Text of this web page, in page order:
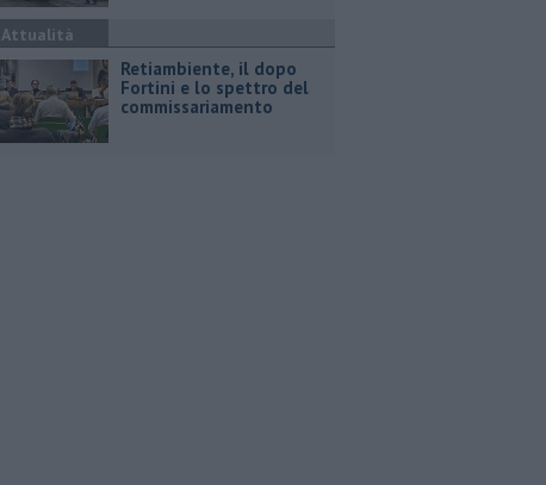
Attualità
Retiambiente, il dopo
Fortini e lo spettro del
commissariamento